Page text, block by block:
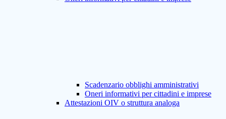
Scadenzario obblighi amministrativi
Oneri informativi per cittadini e imprese
Attestazioni OIV o struttura analoga